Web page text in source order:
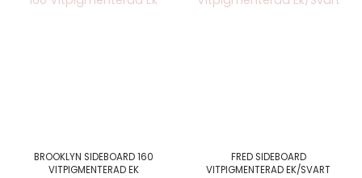
BROOKLYN SIDEBOARD 160
VITPIGMENTERAD EK
FRED SIDEBOARD
VITPIGMENTERAD EK/SVART